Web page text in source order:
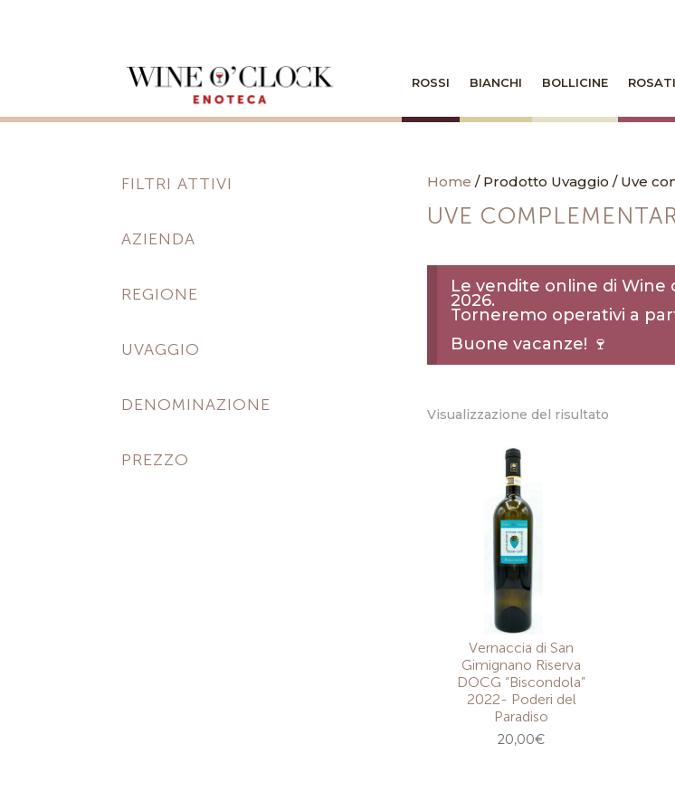
ROSSI BIANCHI BOLLICINE ROSATI
Home / Prodotto Uvaggio / Uve
UVE
Le vendite online di Wine
2026.
Torneremo operativi a
Buone vacanze! 🍷
Visualizzazione del risultato
Vernaccia di San
Gimignano Riserva
DOCG “Biscondola”
2022- Poderi del
Paradiso
20,00€
FILTRI ATTIVI
AZIENDA
REGIONE
UVAGGIO
DENOMINAZIONE
PREZZO